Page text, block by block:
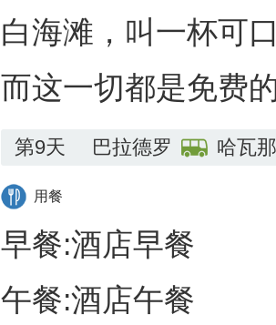
白海滩，叫一杯可
而这一切都是免费
第9天 巴拉德罗 哈瓦那
用餐
早餐:酒店早餐
午餐:酒店午餐